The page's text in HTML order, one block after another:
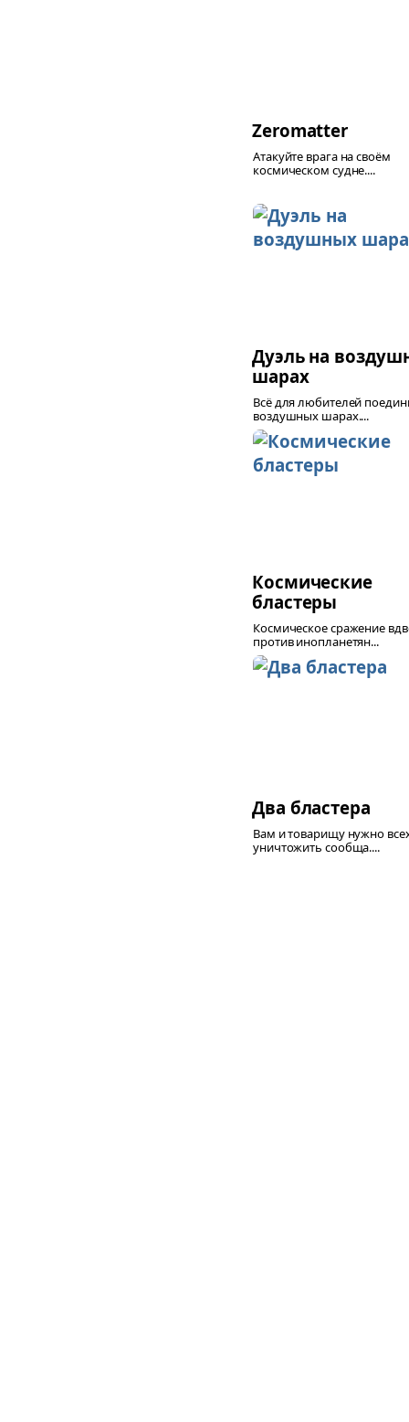
Zeromatter
Атакуйте врага на своём
космическом судне....
Дуэль на
шарах
Всё для любителей
воздушных шарах....
Космические
бластеры
Космическое сражение
против инопланетян...
Два бластера
Вам и товарищу нужно
уничтожить сообща....